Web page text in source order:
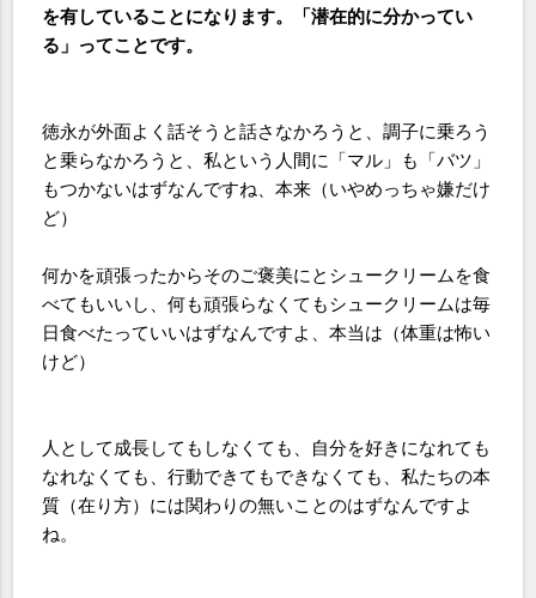
を有していることになります。「潜在的に分かってい
る」ってことです。
徳永が外面よく話そうと話さなかろうと、調子に乗ろう
と乗らなかろうと、私という人間に「マル」も「バツ」
もつかないはずなんですね、本来（いやめっちゃ嫌だけ
ど）
何かを頑張ったからそのご褒美にとシュークリームを食
べてもいいし、何も頑張らなくてもシュークリームは毎
日食べたっていいはずなんですよ、本当は（体重は怖い
けど）
人として成長してもしなくても、自分を好きになれても
なれなくても、行動できてもできなくても、私たちの本
質（在り方）には関わりの無いことのはずなんですよ
ね。